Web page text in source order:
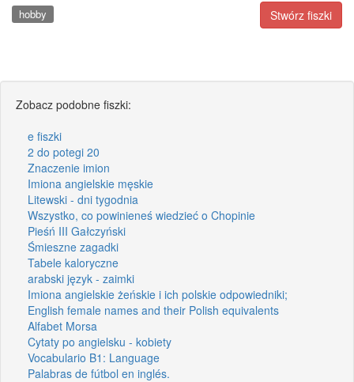
Stwórz fiszki
hobby
Zobacz podobne fiszki:
e fiszki
2 do potegi 20
Znaczenie imion
Imiona angielskie męskie
Litewski - dni tygodnia
Wszystko, co powinieneś wiedzieć o Chopinie
Pieśń III Gałczyński
Śmieszne zagadki
Tabele kaloryczne
arabski język - zaimki
Imiona angielskie żeńskie i ich polskie odpowiedniki;
English female names and their Polish equivalents
Alfabet Morsa
Cytaty po angielsku - kobiety
Vocabulario B1: Language
Palabras de fútbol en inglés.